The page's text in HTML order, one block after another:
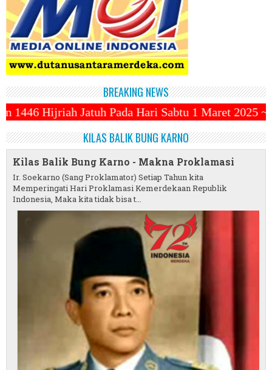
BREAKING NEWS
Pada Hari Sabtu 1 Maret 2025 ~||~ 1 Syawal
KILAS BALIK BUNG KARNO
Kilas Balik Bung Karno - Makna Proklamasi
Ir. Soekarno (Sang Proklamator) Setiap Tahun kita
Memperingati Hari Proklamasi Kemerdekaan Republik
Indonesia, Maka kita tidak bisa t...